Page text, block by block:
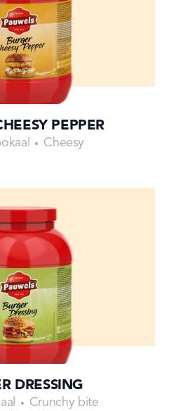
PEPPER
Cheesy
DRESSING
Crunchy bite